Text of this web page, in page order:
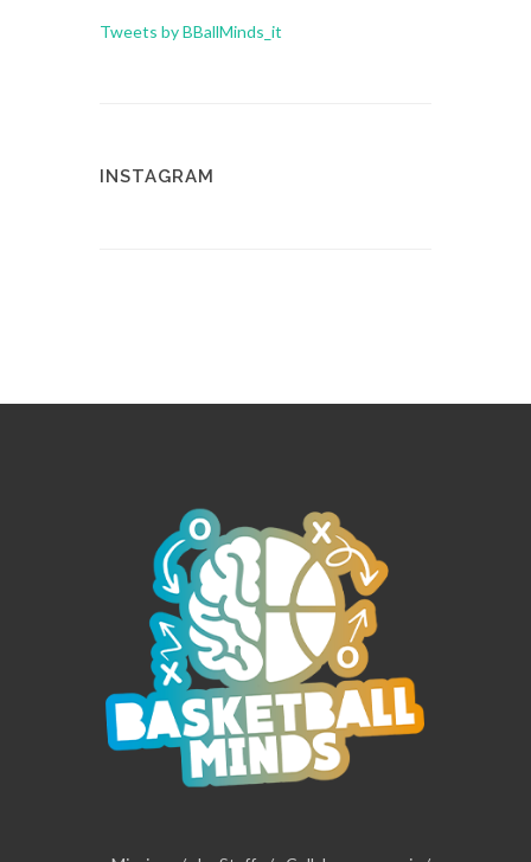
Tweets by BBallMinds_it
INSTAGRAM